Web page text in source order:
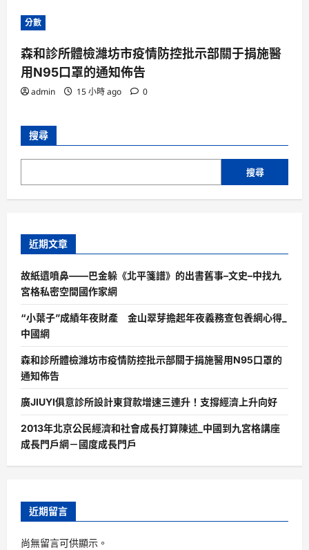
分數
森和診所體檢濰坊市疫情防控批示部關于捐施醫
用N95口罩的通知佈告
admin 15 小時 ago 0
搜尋
搜尋
近期文章
故紙遺噴鼻——巴金躲《北平箋譜》的出書舊事–文史–中找九
宮格私密空間國作家網
“小葉子”成績年夜財產 金山翠芽擔起年夜義務查包養網心得_
中國網
森和診所體檢濰坊市疫情防控批示部關于捐施醫用N95口罩的
通知佈告
廣JIUYI俱意診所設計東貸款增速三連升！支撐經濟上升向好
2013年北京公民經濟和社會成長打算陳述_中國到九宮格講座
成長門戶網－國度成長門戶
近期留言
尚無留言可供顯示。